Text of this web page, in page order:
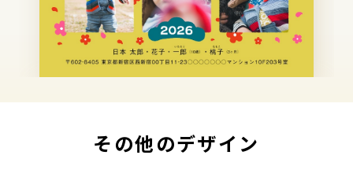
その他のデザイン